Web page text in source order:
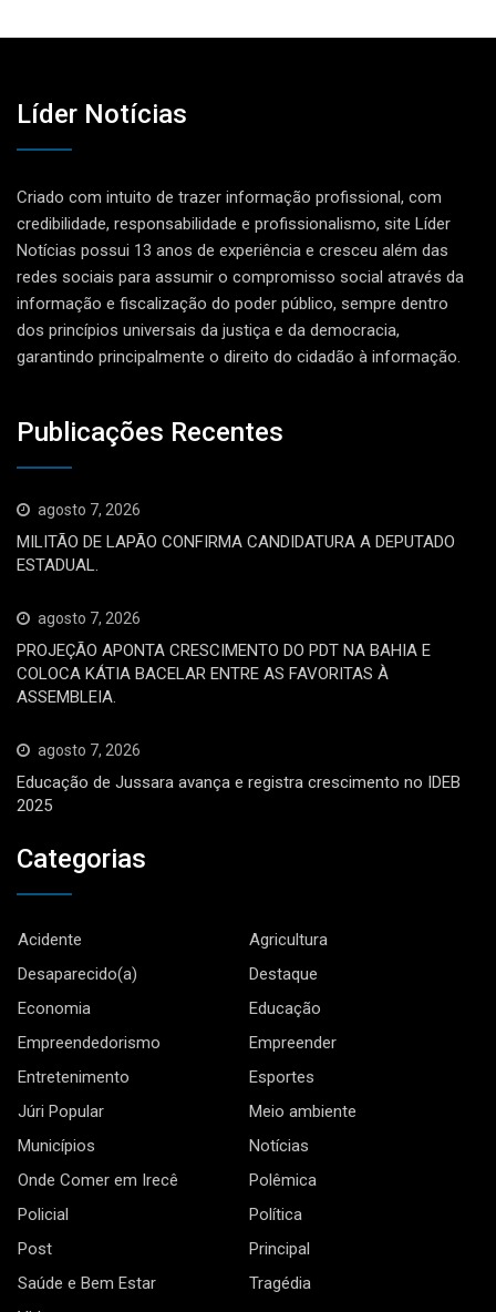
Líder Notícias
Criado com intuito de trazer informação profissional, com
credibilidade, responsabilidade e profissionalismo, site Líder
Notícias possui 13 anos de experiência e cresceu além das
redes sociais para assumir o compromisso social através da
informação e fiscalização do poder público, sempre dentro
dos princípios universais da justiça e da democracia,
garantindo principalmente o direito do cidadão à informação.
Publicações Recentes
agosto 7, 2026
MILITÃO DE LAPÃO CONFIRMA CANDIDATURA A DEPUTADO
ESTADUAL.
agosto 7, 2026
PROJEÇÃO APONTA CRESCIMENTO DO PDT NA BAHIA E
COLOCA KÁTIA BACELAR ENTRE AS FAVORITAS À
ASSEMBLEIA.
agosto 7, 2026
Educação de Jussara avança e registra crescimento no IDEB
2025
Categorias
Acidente
Agricultura
Desaparecido(a)
Destaque
Economia
Educação
Empreendedorismo
Empreender
Entretenimento
Esportes
Júri Popular
Meio ambiente
Municípios
Notícias
Onde Comer em Irecê
Polêmica
Policial
Política
Post
Principal
Saúde e Bem Estar
Tragédia